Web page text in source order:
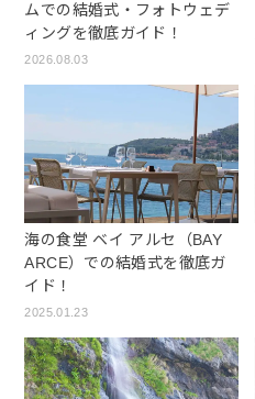
ムでの結婚式・フォトウェデ
ィングを徹底ガイド！
2026.08.03
海の食堂 ベイ アルセ（BAY
ARCE）での結婚式を徹底ガ
イド！
2025.01.23